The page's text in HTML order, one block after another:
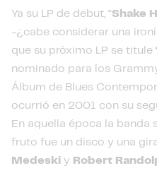
Ya su LP de debut, “Shake
-¿cabe considerar una
que su próximo LP se titule
nominado para los
Álbum de Blues
ocurrió en 2001 con su
En aquella época la banda
fruto fue un disco y una
Medeski y Robert